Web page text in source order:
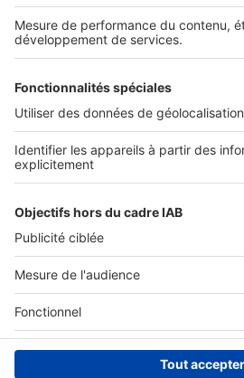
Nos solutions pro
Actualités pro
Nous contacter
Connexion à My SeLoger Pro
Espace Presse